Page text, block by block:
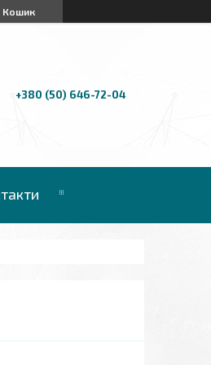
Кошик
+380 (50) 646-72-04